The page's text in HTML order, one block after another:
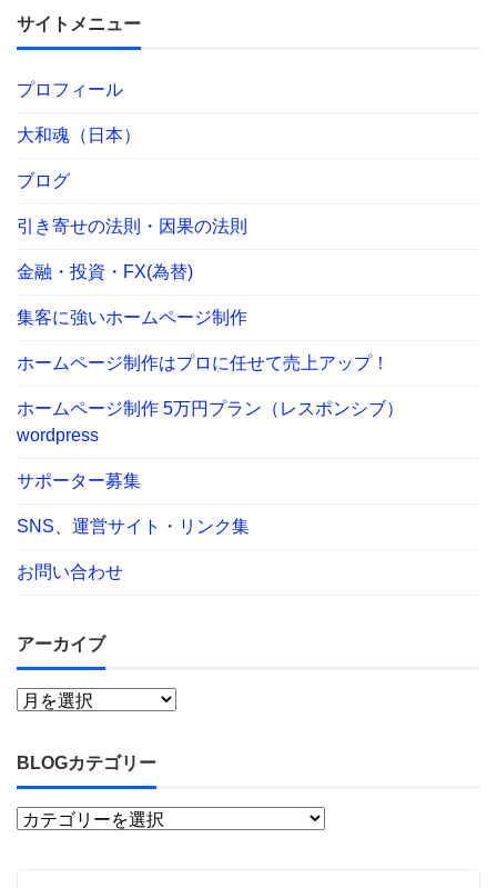
サイトメニュー
プロフィール
大和魂（日本）
ブログ
引き寄せの法則・因果の法則
金融・投資・FX(為替)
集客に強いホームページ制作
ホームページ制作はプロに任せて売上アップ！
ホームページ制作 5万円プラン（レスポンシブ）
wordpress
サポーター募集
SNS、運営サイト・リンク集
お問い合わせ
アーカイブ
BLOGカテゴリー